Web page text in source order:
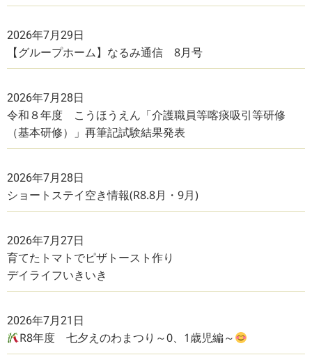
2026年7月29日
【グループホーム】なるみ通信 8月号
2026年7月28日
令和８年度 こうほうえん「介護職員等喀痰吸引等研修
（基本研修）」再筆記試験結果発表
2026年7月28日
ショートステイ空き情報(R8.8月・9月)
2026年7月27日
育てたトマトでピザトースト作り
デイライフいきいき
2026年7月21日
R8年度 七夕えのわまつり～0、1歳児編～